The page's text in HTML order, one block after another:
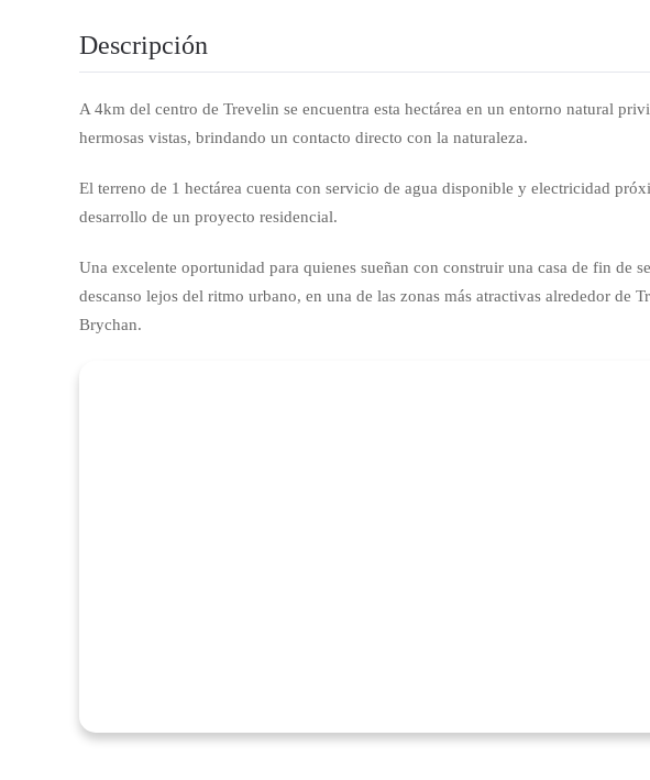
Descripción
A 4km del centro de Trevelin se encuentra esta hectárea en un entorno natural
hermosas vistas, brindando un contacto directo con la naturaleza.
El terreno de 1 hectárea cuenta con servicio de agua disponible y electricidad
desarrollo de un proyecto residencial.
Una excelente oportunidad para quienes sueñan con construir una casa de fin de
descanso lejos del ritmo urbano, en una de las zonas más atractivas alrededor de
Brychan.